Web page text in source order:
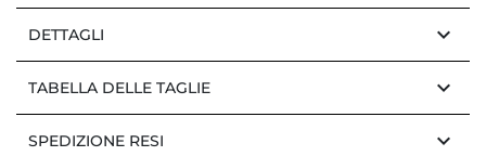
DETTAGLI keyboard_arrow_down
TABELLA DELLE TAGLIE keyboard_arrow_down
SPEDIZIONE RESI keyboard_arrow_down